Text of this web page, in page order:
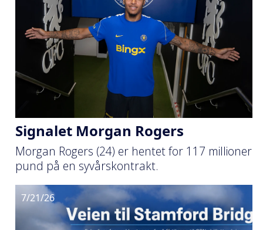
Signalet Morgan Rogers
Morgan Rogers (24) er hentet for 117 millioner
pund på en syvårskontrakt.
7/21/26